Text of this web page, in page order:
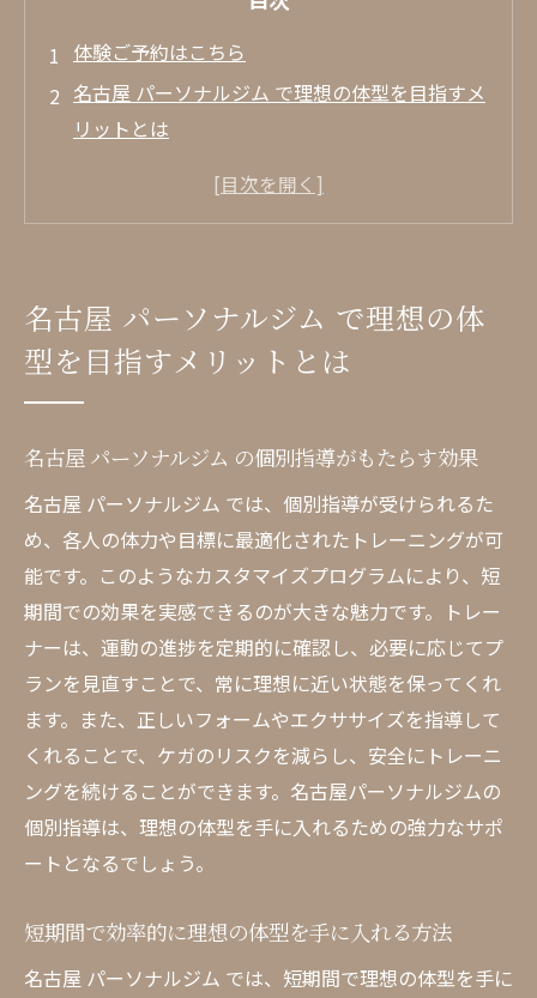
体験ご予約はこちら
名古屋 パーソナルジム で理想の体型を目指すメ
リットとは
名古屋 パーソナルジム の個別指導がもたら
名古屋 パーソナルジム が提供する専門的な
サポート
個別トレーニングで効果を実感名古屋 パーソナ
ルジム の成功事例
名古屋 パーソナルジム でのビフォーアフタ
ー紹介
トレーナーの指導で得た成果の実例
名古屋の成功事例から学ぶトレーニングの
秘訣
個別プランで驚きの変化を手に入れる
名古屋 パーソナルジム で成功を収めた人々
成功事例から見るパーソナルジムの効果的
な利用法
名古屋 パーソナルジム で理想の体
型を目指すメリットとは
名古屋 パーソナルジム の個別指導がもたらす効果
名古屋 パーソナルジム では、個別指導が受けられるた
め、各人の体力や目標に最適化されたトレーニングが可
能です。このようなカスタマイズプログラムにより、短
期間での効果を実感できるのが大きな魅力です。トレー
ナーは、運動の進捗を定期的に確認し、必要に応じてプ
ランを見直すことで、常に理想に近い状態を保ってくれ
ます。また、正しいフォームやエクササイズを指導して
くれることで、ケガのリスクを減らし、安全にトレーニ
ングを続けることができます。名古屋パーソナルジムの
個別指導は、理想の体型を手に入れるための強力なサポ
ートとなるでしょう。
短期間で効率的に理想の体型を手に入れる方法
名古屋 パーソナルジム では、短期間で理想の体型を手に